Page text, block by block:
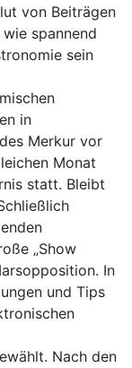
von Beiträgen
spannend
sein
in
Merkur vor
Monat
statt. Bleibt
„Show
In
und Tips
Nach den